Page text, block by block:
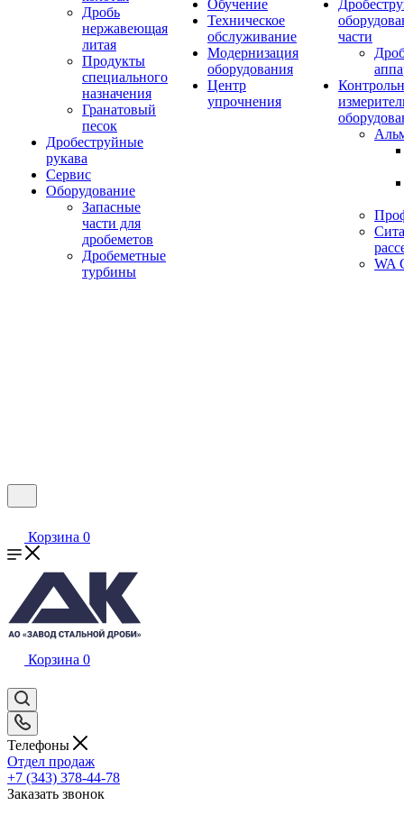
Дробь
нержавеющая
литая
Продукты
специального
назначения
Гранатовый
песок
Дробеструйные
рукава
Сервис
Оборудование
Запасные
части для
дробеметов
Дробеметные
турбины
Обучение
Техническое
обслуживание
Модернизация
оборудования
Центр
упрочнения
части
WA
Корзина 0
Корзина 0
Телефоны
Отдел продаж
+7 (343) 378-44-78
Заказать звонок